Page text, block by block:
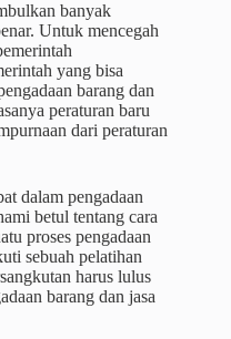
banyak
Untuk mencegah
yang bisa
barang dan
peraturan baru
dari peraturan
dalam pengadaan
betul tentang cara
proses pengadaan
sebuah pelatihan
harus lulus
barang dan jasa